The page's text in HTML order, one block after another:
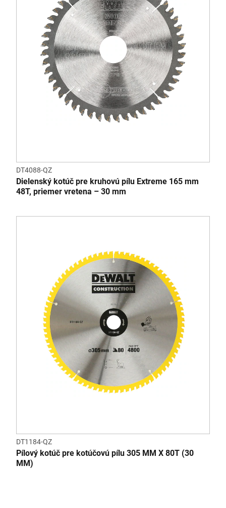
DT4088-QZ
Dielenský kotúč pre kruhovú pílu Extreme 165 mm
48T, priemer vretena – 30 mm
DT1184-QZ
Pílový kotúč pre kotúčovú pílu 305 MM X 80T (30
MM)